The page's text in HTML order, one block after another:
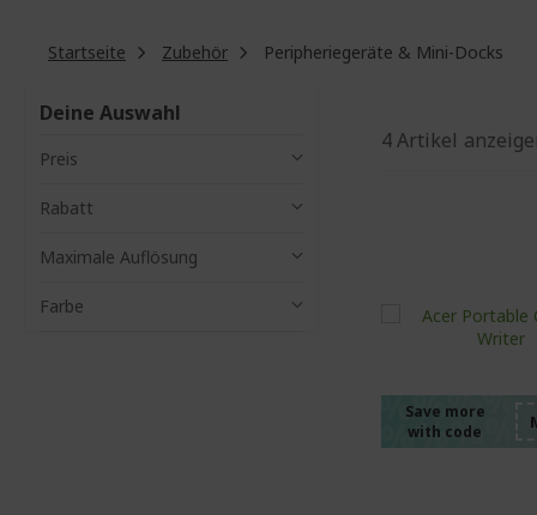
Startseite Zubehör Peripheriegeräte & Mini-Docks
4Artikel
Save more
with code
Deine Auswahl
Preis
Rabatt
Maximale Auflösung
Farbe